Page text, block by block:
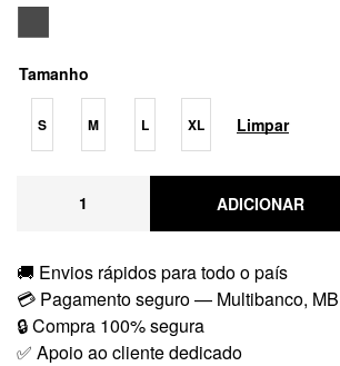
Tamanho
S M L XL Limpar
ADICIONAR
🚚 Envios rápidos para todo o país
💳 Pagamento seguro — Multibanco, MB
🔒 Compra 100% segura
✅ Apoio ao cliente dedicado